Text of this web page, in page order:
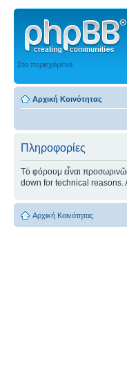
Στο περιεχόμενο
Αρχική Κοινότητας
Πληροφορίες
Τὸ φόρουμ εἶναι
down for technical reasons.
Αρχική Κοινότητας